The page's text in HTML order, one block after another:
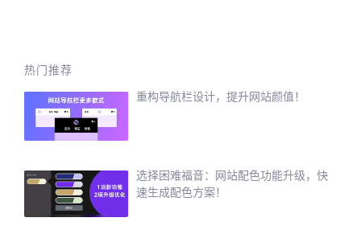
热门推荐
重构导航栏设计，提升网站颜值！
选择困难福音：网站配色功能升级，快
速生成配色方案！